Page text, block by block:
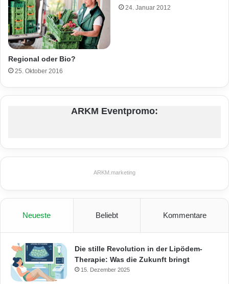
Regional oder Bio?
25. Oktober 2016
24. Januar 2012
ARKM Eventpromo:
ARKM.marketing
Neueste Beliebt Kommentare
Die stille Revolution in der Lipödem-
Therapie: Was die Zukunft bringt
15. Dezember 2025